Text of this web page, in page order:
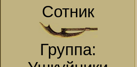
Сотник
Группа: